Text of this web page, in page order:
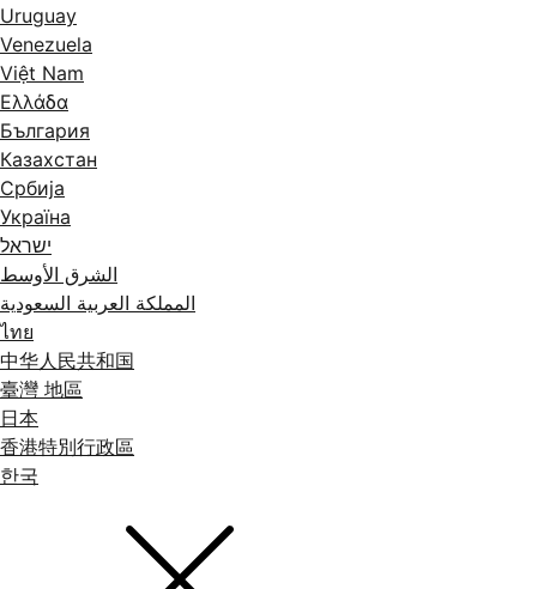
Uruguay
Venezuela
Việt Nam
Ελλάδα
България
Казахстан
Србија
Україна
ישראל
الشرق الأوسط
المملكة العربية السعودية
ไทย
中华人民共和国
臺灣 地區
日本
香港特別行政區
한국